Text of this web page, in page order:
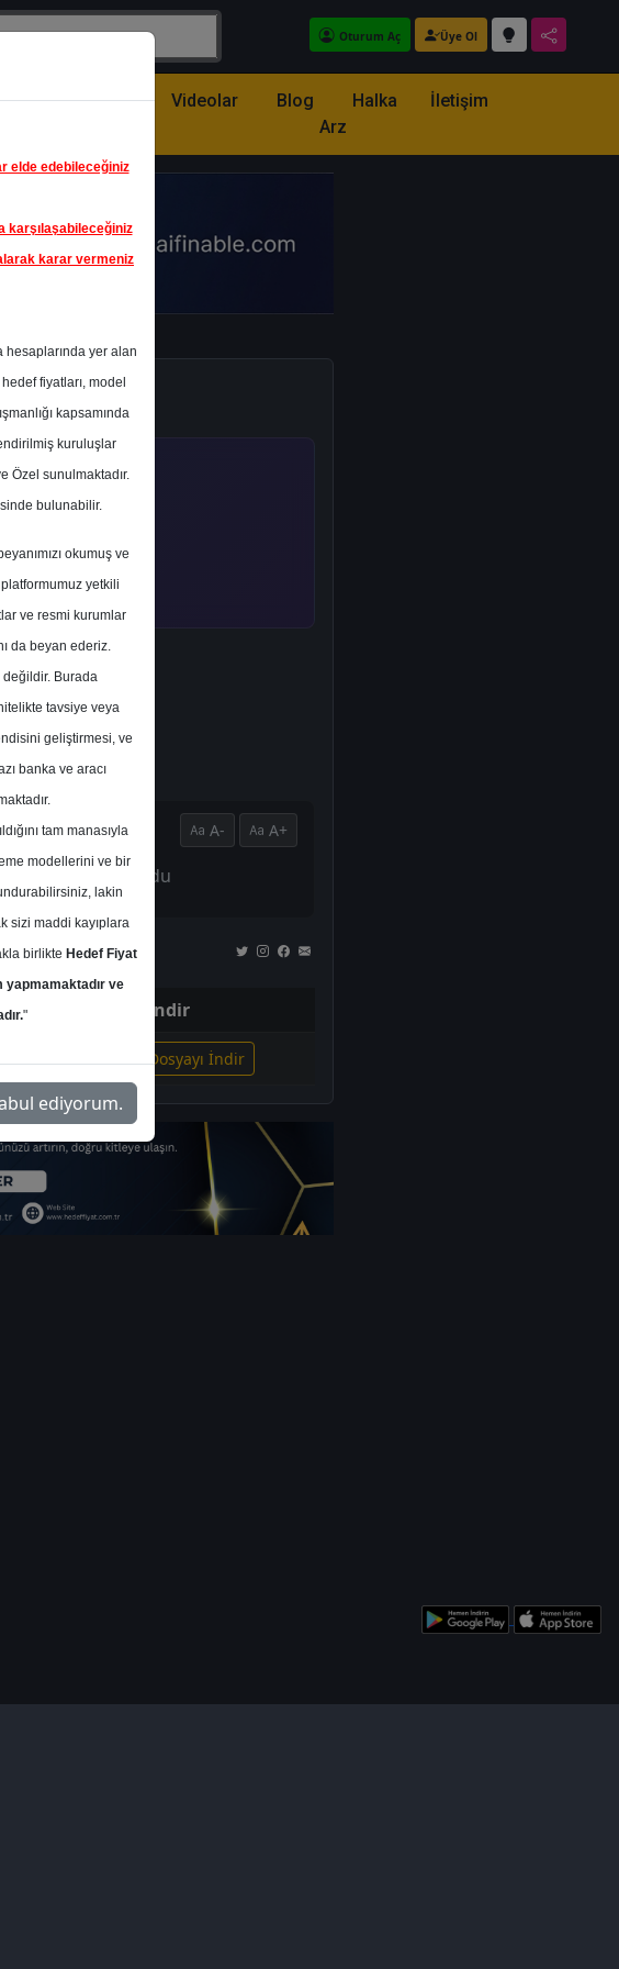
Oturum Aç Üye Ol
Partnerlerimiz Videolar Blog
Halka
Arz
İletişim
A- A+
"tut" olarak korudu
İndir
İlgili Dosyayı İndir
elde edebileceğiniz
karşılaşabileceğiniz
karar vermeniz
hesaplarında yer alan
fiyatları, model
kapsamında
kuruluşlar
Özel sunulmaktadır.
bulunabilir.
okumuş ve
yetkili
ve resmi kurumlar
da beyan ederiz.
değildir. Burada
tavsiye veya
geliştirmesi, ve
banka ve aracı
tam manasıyla
modellerini ve bir
lakin
sizi maddi kayıplara
birlikte Hedef Fiyat
yapmamaktadır ve
"
Beyan edilen metni Okudum, Anladım ve Kabul ediyorum.